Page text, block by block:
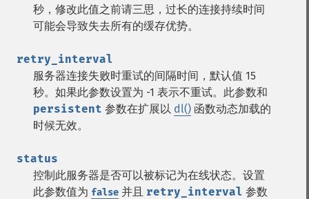
秒，修改此值之前请三思，过长的连接持续时间
可能会导致失去所有的缓存优势。
retry_interval
服务器连接失败时重试的间隔时间，默认值 15
秒。如果此参数设置为 -1 表示不重试。此参数和
persistent 参数在扩展以 dl() 函数动态加载的
时候无效。
status
控制此服务器是否可以被标记为在线状态。设置
此参数值为 false 并且 retry_interval 参数